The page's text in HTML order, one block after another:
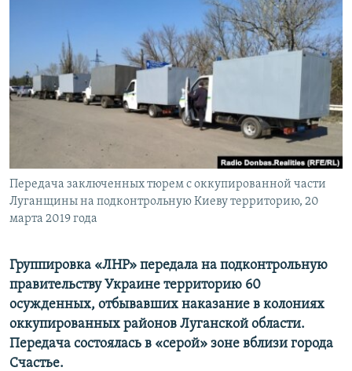
ПРОПАВШИЕ БЕЗ ВЕСТИ
ПОБЕДИТЕЛЕЙ НЕ СУДЯТ?
КРЫМ.НЕПОКОРЕННЫЙ
УКРАИНСКАЯ ПРОБЛЕМА КРЫМА
Qırımtatar
ПРИСОЕДИНЯЙТЕСЬ!
Все сайты RFE/RL
Передача заключенных тюрем с оккупированной части
Луганщины на подконтрольную Киеву территорию, 20
марта 2019 года
Группировка «ЛНР» передала на подконтрольную
правительству Украине территорию 60
осужденных, отбывавших наказание в колониях
оккупированных районов Луганской области.
Передача состоялась в «серой» зоне вблизи города
Счастье.